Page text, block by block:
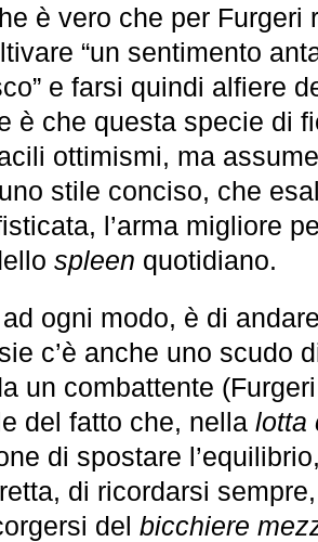
è vero che per Furgeri
“un sentimento
e farsi quindi alfiere
è che questa specie di
ottimismi, ma
stile conciso, che
l’arma migliore
spleen quotidiano.
ogni modo, è di
c’è anche uno scudo
un combattente
del fatto che, nella lotta
di spostare
di ricordarsi
del bicchiere